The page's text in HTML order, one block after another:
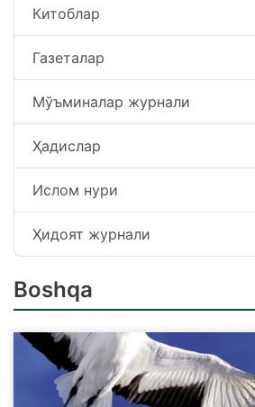
Китоблар
Газеталар
Мўъминалар журнали
Ҳадислар
Ислом нури
Ҳидоят журнали
Boshqa